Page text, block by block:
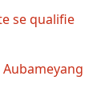
se qualifie
Aubameyang